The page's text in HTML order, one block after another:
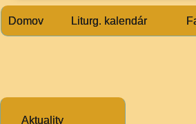
Domov Liturg. kalendár
Aktuality